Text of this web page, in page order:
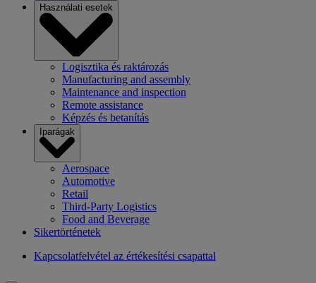
Használati esetek
Logisztika és raktározás
Manufacturing and assembly
Maintenance and inspection
Remote assistance
Képzés és betanítás
Iparágak
Aerospace
Automotive
Retail
Third-Party Logistics
Food and Beverage
Sikertörténetek
Kapcsolatfelvétel az értékesítési csapattal